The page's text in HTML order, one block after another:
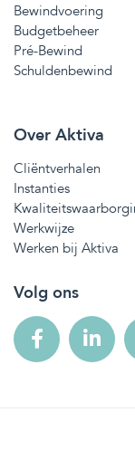
Bewindvoering
Budgetbeheer
Pré-Bewind
Schuldenbewind
Over Aktiva
Cliëntverhalen
Instanties
Werkwijze
Werken bij Aktiva
Volg ons